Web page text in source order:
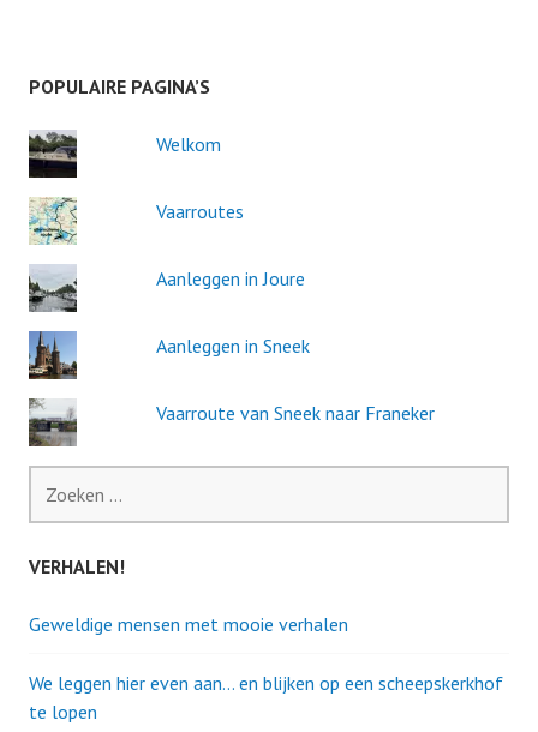
POPULAIRE PAGINA’S
Welkom
Vaarroutes
Aanleggen in Joure
Aanleggen in Sneek
Vaarroute van Sneek naar Franeker
naar:
VERHALEN!
Geweldige mensen met mooie verhalen
We leggen hier even aan… en blijken op een scheepskerkhof
te lopen